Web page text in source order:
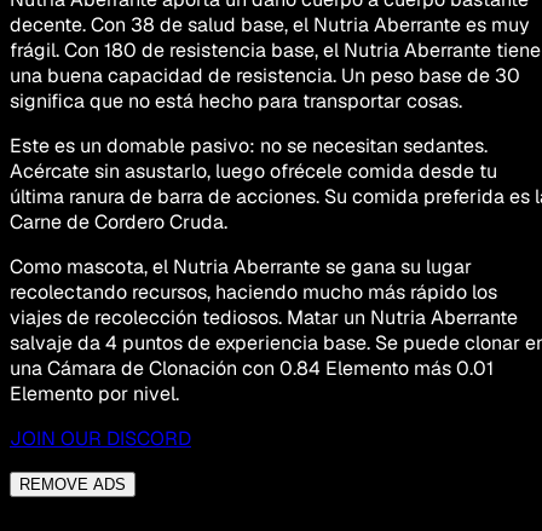
decente. Con 38 de salud base, el Nutria Aberrante es muy
frágil. Con 180 de resistencia base, el Nutria Aberrante tiene
una buena capacidad de resistencia. Un peso base de 30
significa que no está hecho para transportar cosas.
Este es un domable pasivo: no se necesitan sedantes.
Acércate sin asustarlo, luego ofrécele comida desde tu
última ranura de barra de acciones. Su comida preferida es
Carne de Cordero Cruda.
Como mascota, el Nutria Aberrante se gana su lugar
recolectando recursos, haciendo mucho más rápido los
viajes de recolección tediosos. Matar un Nutria Aberrante
salvaje da 4 puntos de experiencia base. Se puede clonar
una Cámara de Clonación con 0.84 Elemento más 0.01
Elemento por nivel.
JOIN OUR DISCORD
REMOVE ADS